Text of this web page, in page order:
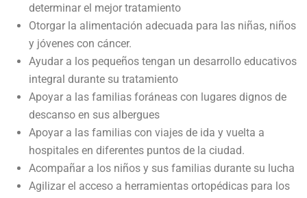
determinar el mejor tratamiento
Otorgar la alimentación adecuada para las niñas, niños
y jóvenes con cáncer.
Ayudar a los pequeños tengan un desarrollo educativos
integral durante su tratamiento
Apoyar a las familias foráneas con lugares dignos de
descanso en sus albergues
Apoyar a las familias con viajes de ida y vuelta a
hospitales en diferentes puntos de la ciudad.
Acompañar a los niños y sus familias durante su lucha
Agilizar el acceso a herramientas ortopédicas para los